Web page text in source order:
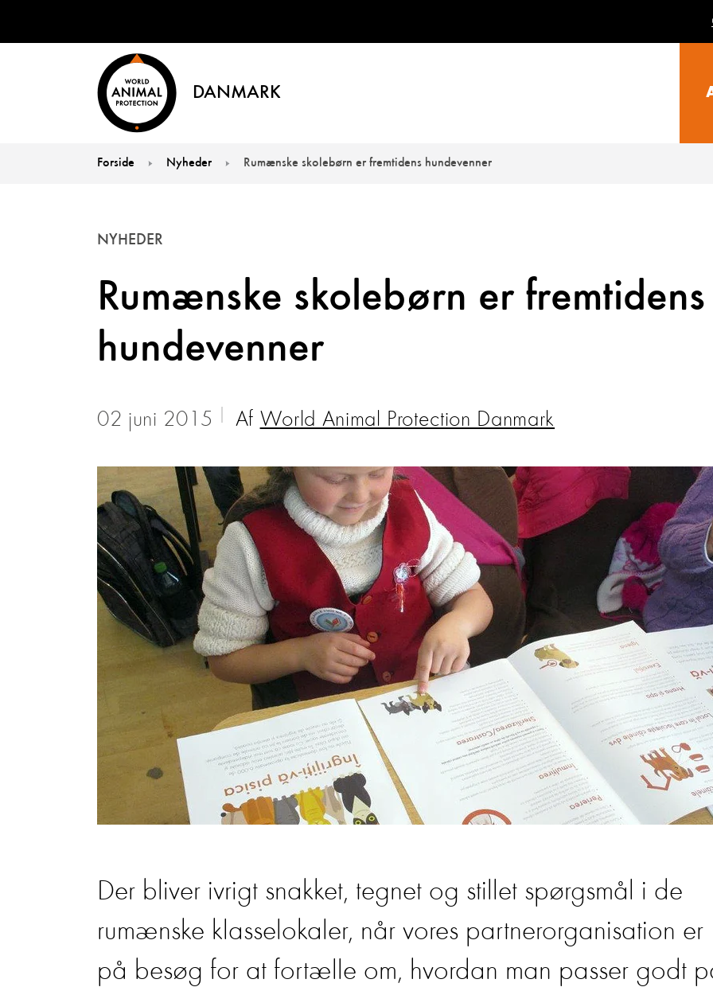
DANMARK
Forside Nyheder Rumænske skolebørn er fremtidens hundevenner
Rumænske skolebørn er fremtidens
hundevenner
NYHEDER
02 juni 2015 Af World Animal Protection Danmark
Der bliver ivrigt snakket, tegnet og stillet spørgsmål i de
rumænske klasselokaler, når vores partnerorganisation er
på besøg for at fortælle om, hvordan man passer godt